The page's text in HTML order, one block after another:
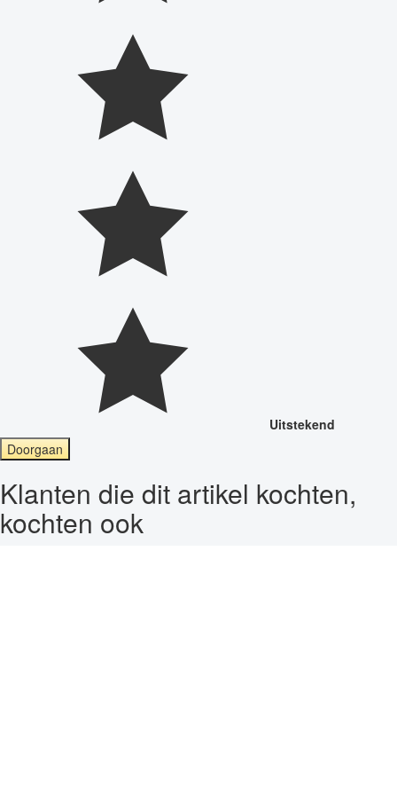
Uitstekend
Doorgaan
Klanten die dit artikel kochten,
kochten ook